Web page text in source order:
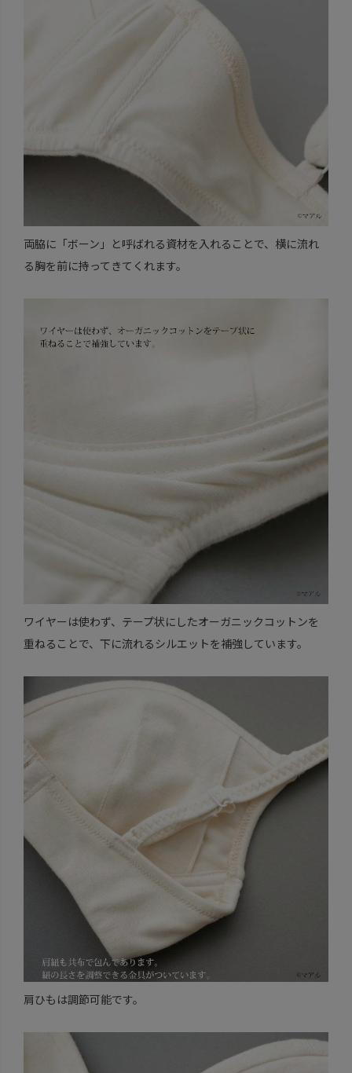
両脇に「ボーン」と呼ばれる資材を入れることで、横に流れ
る胸を前に持ってきてくれます。
ワイヤーは使わず、テープ状にしたオーガニックコットンを
重ねることで、下に流れるシルエットを補強しています。
肩ひもは調節可能です。